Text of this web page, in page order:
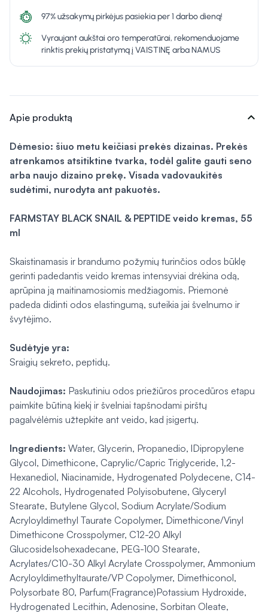
97% užsakymų pirkėjus pasiekia per 1 darbo dieną!
Vyraujant aukštai oro temperatūrai, rekomenduojame
rinktis prekių pristatymą į VAISTINĘ arba NAMUS
Apie produktą expand_more
Dėmesio: šiuo metu keičiasi prekės dizainas. Prekės
atrenkamos atsitiktine tvarka, todėl galite gauti seno
arba naujo dizaino prekę. Visada vadovaukitės
sudėtimi, nurodyta ant pakuotės.
FARMSTAY BLACK SNAIL & PEPTIDE veido kremas, 55
ml
Skaistinamasis ir brandumo požymių turinčios odos būklę
gerinti padedantis veido kremas intensyviai drėkina odą,
aprūpina ją maitinamosiomis medžiagomis. Priemonė
padeda didinti odos elastingumą, suteikia jai švelnumo ir
švytėjimo.
Sudėtyje yra:
Sraigių sekreto, peptidų.
Naudojimas: Paskutiniu odos priežiūros procedūros etapu
paimkite būtiną kiekį ir švelniai tapšnodami pirštų
pagalvėlėmis užtepkite ant veido, kad įsigertų.
Ingredients: Water, Glycerin, Propanedio, lDipropylene
Glycol, Dimethicone, Caprylic/Capric Triglyceride, 1,2-
Hexanediol, Niacinamide, Hydrogenated Polydecene, C14-
22 Alcohols, Hydrogenated Polyisobutene, Glyceryl
Stearate, Butylene Glycol, Sodium Acrylate/Sodium
Acryloyldimethyl Taurate Copolymer, Dimethicone/Vinyl
Dimethicone Crosspolymer, C12-20 Alkyl
GlucosideIsohexadecane, PEG-100 Stearate,
Acrylates/C10-30 Alkyl Acrylate Crosspolymer, Ammonium
Acryloyldimethyltaurate/VP Copolymer, Dimethiconol,
Polysorbate 80, Parfum(Fragrance)Potassium Hydroxide,
Hydrogenated Lecithin, Adenosine, Sorbitan Oleate,